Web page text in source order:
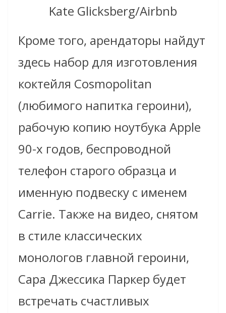
Kate Glicksberg/Airbnb
Кроме того, арендаторы найдут
здесь набор для изготовления
коктейля Cosmopolitan
(любимого напитка героини),
рабочую копию ноутбука Apple
90-х годов, беспроводной
телефон старого образца и
именную подвеску с именем
Carrie. Также на видео, снятом
в стиле классических
монологов главной героини,
Сара Джессика Паркер будет
встречать счастливых